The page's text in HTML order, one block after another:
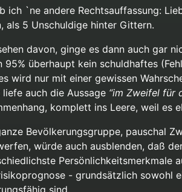
ab das von dieser Gruppe
hoher Anteil dieser Gruppe (vielleicht 95%)
wird die durch entsprechende Maßnahmen
als das Leid der Opfer der 95%.
werden das die Taten reduzieren
Aber auf ein Niveau wo der zusätzliche
vernünftigen Verhaltnis zum Schaden steht,
anrichtet.
muss “im Zweifel für den Beschuldigten”
gesagt, das ist alles hypothetisch. Von
was die allgemeine Bevölkerung über uns
zu unterwerfen. Kein Recht eines
Rechten von Vielen stehen.
ich `ne andere Rechtsauffassung:
als 5 Unschuldige hinter Gittern.
davon, ginge es dann auch gar
95% überhaupt kein schuldhaftes
wird nur mit einer gewissen
liefe auch die Aussage “im Zweifel für
komplett ins Leere, weil es
Bevölkerungsgruppe, pauschal
würde auch ausblenden, daß
Persönlichkeitsmerkmale
- grundsätzlich sowohl
sind.